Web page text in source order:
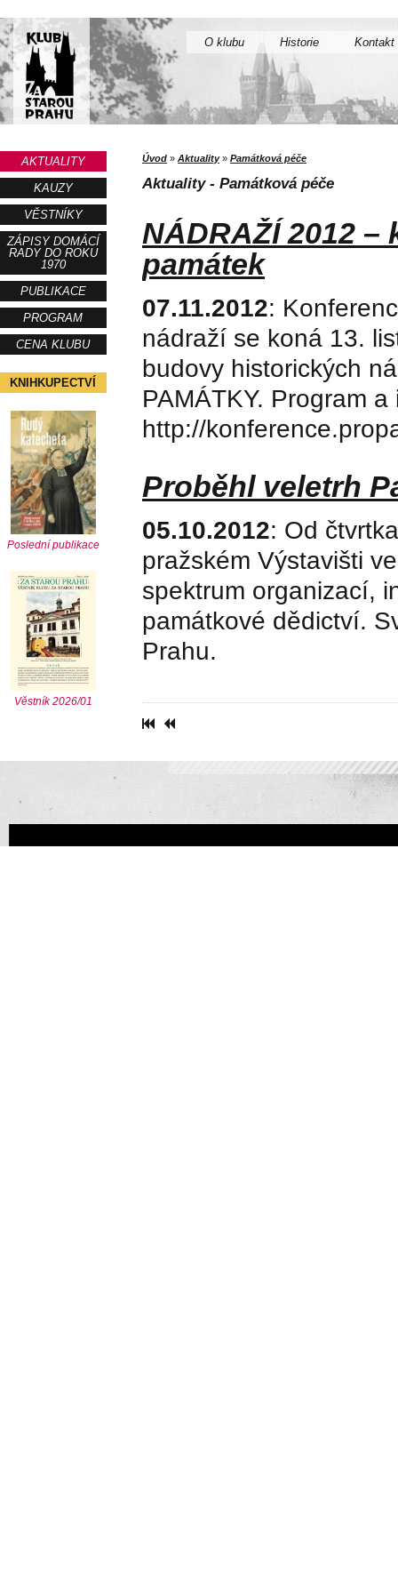
O klubu Historie Kontakt
AKTUALITY
KAUZY
VĚSTNÍKY
ZÁPISY DOMÁCÍ
RADY DO ROKU
1970
PUBLIKACE
PROGRAM
CENA KLUBU
KNIHKUPECTVÍ
Poslední publikace
Věstník 2026/01
Úvod » Aktuality» Památková péče
Aktuality - Památková péče
NÁDRAŽÍ 2012
památek
07.11.2012:
nádraží se koná 13.
budovy historických
PAMÁTKY. Program
http://
Proběhl veletrh
05.10.2012: Od
pražském Výstavišti
spektrum organizací,
památkové dědictví.
Prahu.